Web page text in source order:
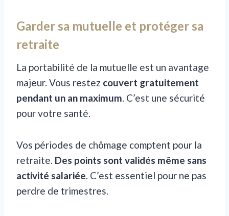
Garder sa mutuelle et protéger sa
retraite
La portabilité de la mutuelle est un avantage
majeur. Vous restez couvert gratuitement
pendant un an maximum. C’est une sécurité
pour votre santé.
Vos périodes de chômage comptent pour la
retraite. Des points sont validés même sans
activité salariée. C’est essentiel pour ne pas
perdre de trimestres.